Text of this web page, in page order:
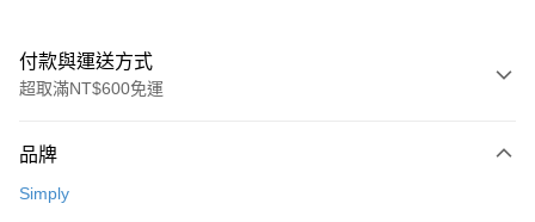
付款與運送方式
超取滿NT$600免運
信用卡一次付款
品牌
Simply